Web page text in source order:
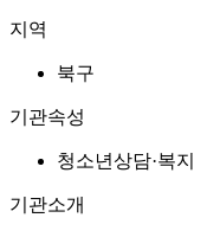
지역
북구
기관속성
청소년상담·복지
기관소개